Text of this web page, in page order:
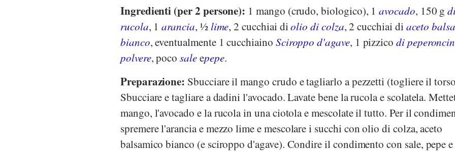
Ingredienti (per 2 persone): 1 mango (crudo, biologico), 1avocado, 150 g
rucola, 1arancia, ½ lime, 2 cucchiai diolio di colza, 2 cucchiai di aceto
bianco, eventualmente 1 cucchiaino Sciroppo d'agave, 1 pizzicodi
polvere, pocosaleepepe.
Preparazione: Sbucciare il mango crudo e tagliarlo a pezzetti (togliere il
Sbucciare e tagliare a dadini l'avocado. Lavate bene la rucola e scolatela.
mango, l'avocado e la rucola in una ciotola e mescolate il tutto. Per il
spremere l'arancia e mezzo lime e mescolare i succhi con olio di colza, aceto
balsamico bianco (e sciroppo d'agave). Condire il condimento con sale, pepe e